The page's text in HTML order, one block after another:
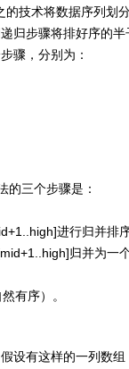
技术将数据序列划
归步骤将排好序的半
骤，分别为：
三个步骤是：
进行归并排
归并为一
有序）。
设有这样的一列数组